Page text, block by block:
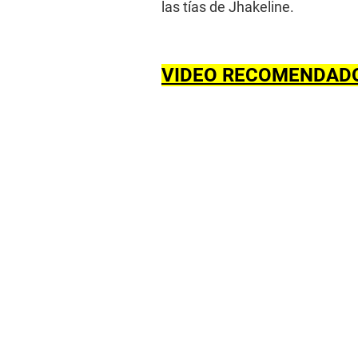
las tías de Jhakeline.
VIDEO